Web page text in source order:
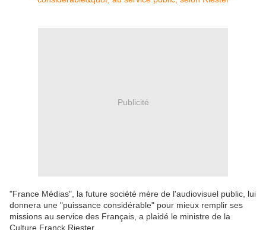
Publicité
"France Médias", la future société mère de l'audiovisuel public, lui
donnera une "puissance considérable" pour mieux remplir ses
missions au service des Français, a plaidé le ministre de la
Culture Franck Riester.